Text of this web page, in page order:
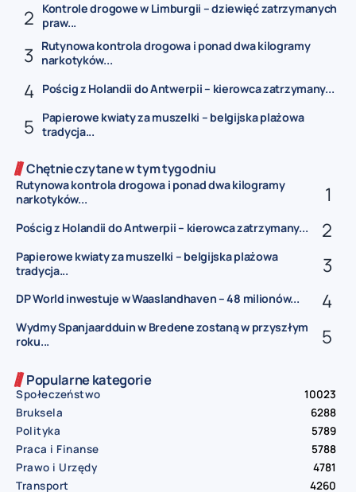
Kontrole drogowe w Limburgii – dziewięć zatrzymanych
praw...
Rutynowa kontrola drogowa i ponad dwa kilogramy
narkotyków...
Pościg z Holandii do Antwerpii – kierowca zatrzymany...
Papierowe kwiaty za muszelki – belgijska plażowa
tradycja...
Chętnie czytane w tym tygodniu
Rutynowa kontrola drogowa i ponad dwa kilogramy
narkotyków...
Pościg z Holandii do Antwerpii – kierowca zatrzymany...
Papierowe kwiaty za muszelki – belgijska plażowa
tradycja...
DP World inwestuje w Waaslandhaven – 48 milionów...
Wydmy Spanjaardduin w Bredene zostaną w przyszłym
roku...
Popularne kategorie
Społeczeństwo
10023
Bruksela
6288
Polityka
5789
Praca i Finanse
5788
Prawo i Urzędy
4781
Transport
4260